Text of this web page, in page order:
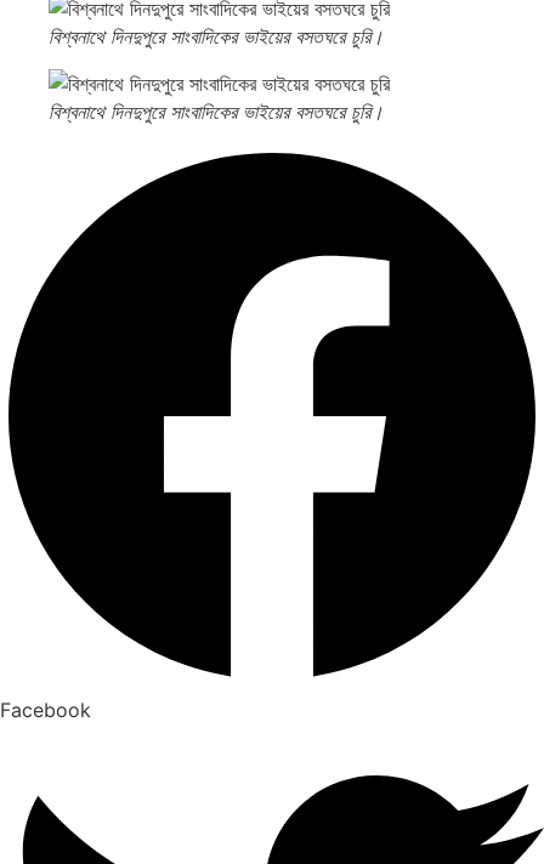
বিশ্বনাথে দিনদুপুরে সাংবাদিকের ভাইয়ের বসতঘরে চুরি।
বিশ্বনাথে দিনদুপুরে সাংবাদিকের ভাইয়ের বসতঘরে চুরি।
Facebook